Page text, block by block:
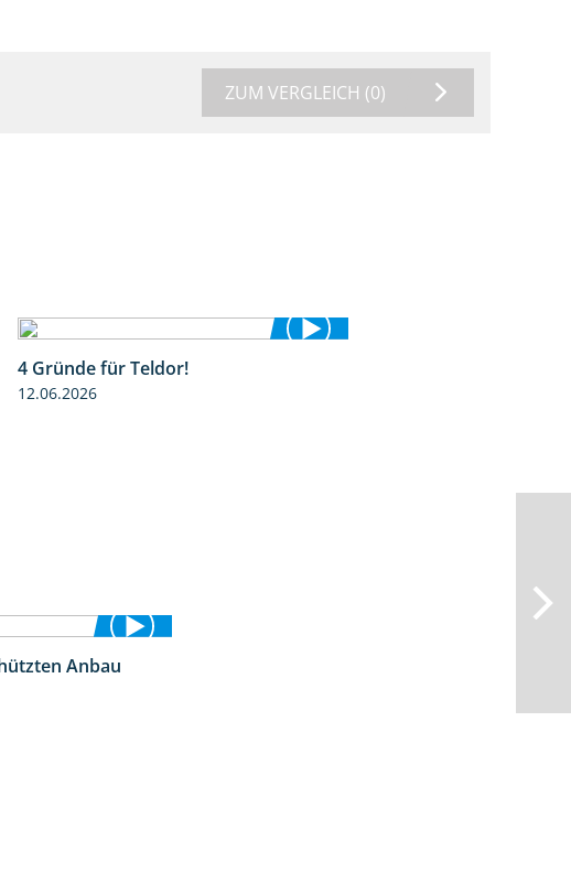
ZUM VERGLEICH (0)
4 Gründe für Teldor!
12.06.2026
2:25
Anbau